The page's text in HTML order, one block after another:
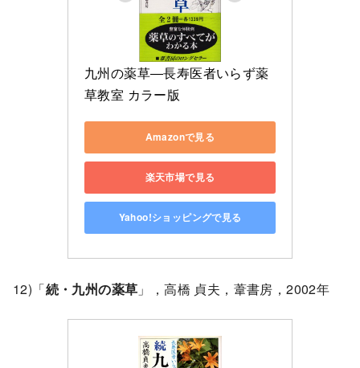
九州の薬草―長寿医者いらず薬
草教室 カラー版
Amazonで見る
楽天市場で見る
Yahoo!ショッピングで見る
12)「続・九州の薬草 」，高橋 貞夫，葦書房，2002年